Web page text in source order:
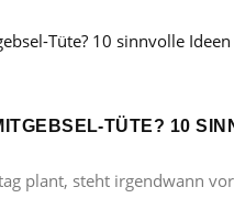
TÜTE? 10
plant, steht irgendwann